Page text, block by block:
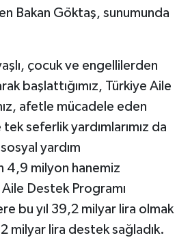
Bakan Göktaş, sunumunda
çocuk ve engellilerden
başlattığımız, Türkiye Aile
afetle mücadele eden
seferlik yardımlarımız da
yardım
4,9 milyon hanemiz
Destek Programı
bu yıl 39,2 milyar lira olmak
milyar lira destek sağladık.